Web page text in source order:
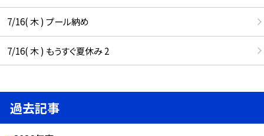
7/16( 木 ) プール納め
7/16( 木 ) もうすぐ夏休み 2
過去記事